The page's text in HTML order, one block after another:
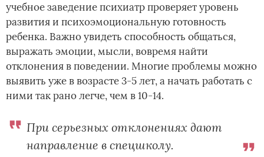
учебное заведение психиатр проверяет уровень
развития и психоэмоциональную готовность
ребенка. Важно увидеть способность общаться,
выражать эмоции, мысли, вовремя найти
отклонения в поведении. Многие проблемы можно
выявить уже в возрасте 3-5 лет, а начать работать с
ними так рано легче, чем в 10-14.
При серьезных отклонениях дают
направление в спецшколу.